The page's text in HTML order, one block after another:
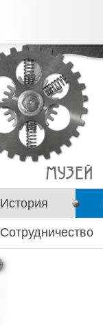
История
Сотрудничество